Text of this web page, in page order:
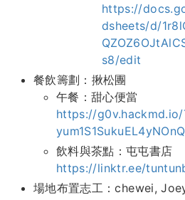
https://
dsheets/d/
s8/edit
餐飲籌劃：揪松團
午餐：甜心便當
https://g0v.hackmd.io/
飲料與茶點：屯屯書店
https://linktr.ee/
場地布置志工：chewei,